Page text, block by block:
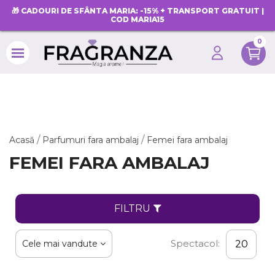
🎁 CADOURI DE SFÂNTA MARIA: -15% + TRANSPORT GRATUIT |
COD MARIA15
0
Acasă Parfumuri fara ambalaj Femei fara ambalaj
FEMEI FARA AMBALAJ
FILTRU
Cele mai vandute Spectacol: 20